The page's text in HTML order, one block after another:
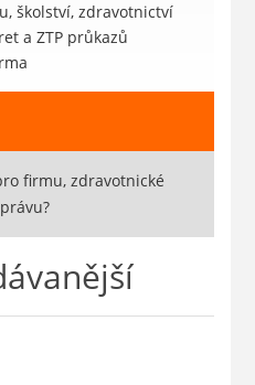
školství, zdravotnictví
a ZTP průkazů
firmu, zdravotnické